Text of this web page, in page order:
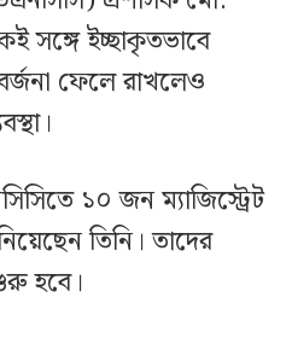
সঙ্গে ইচ্ছাকৃতভাবে
ফেলে রাখলেও
১০ জন ম্যাজিস্ট্রেট
তিনি। তাদের
হবে।